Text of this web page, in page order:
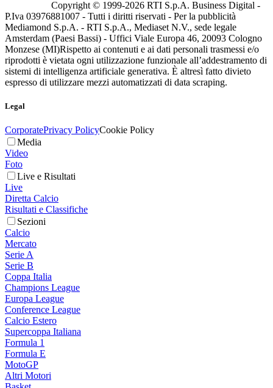
Copyright © 1999-2026 RTI S.p.A. Business Digital -
P.Iva 03976881007 - Tutti i diritti riservati - Per la pubblicità
Mediamond S.p.A. - RTI S.p.A., Mediaset N.V., sede legale
Amsterdam (Paesi Bassi) - Uffici Viale Europa 46, 20093 Cologno
Monzese (MI)Rispetto ai contenuti e ai dati personali trasmessi e/o
riprodotti è vietata ogni utilizzazione funzionale all’addestramento di
sistemi di intelligenza artificiale generativa. È altresì fatto divieto
espresso di utilizzare mezzi automatizzati di data scraping.
Legal
CorporatePrivacy PolicyCookie Policy
Media
Video
Foto
Live e Risultati
Live
Diretta Calcio
Risultati e Classifiche
Sezioni
Calcio
Mercato
Serie A
Serie B
Coppa Italia
Champions League
Europa League
Conference League
Calcio Estero
Supercoppa Italiana
Formula 1
Formula E
MotoGP
Altri Motori